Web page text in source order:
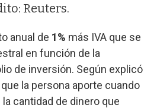
Reuters.
anual de 1% más IVA que se
en función de la
de inversión. Según explicó
la persona aporte cuando
cantidad de dinero que